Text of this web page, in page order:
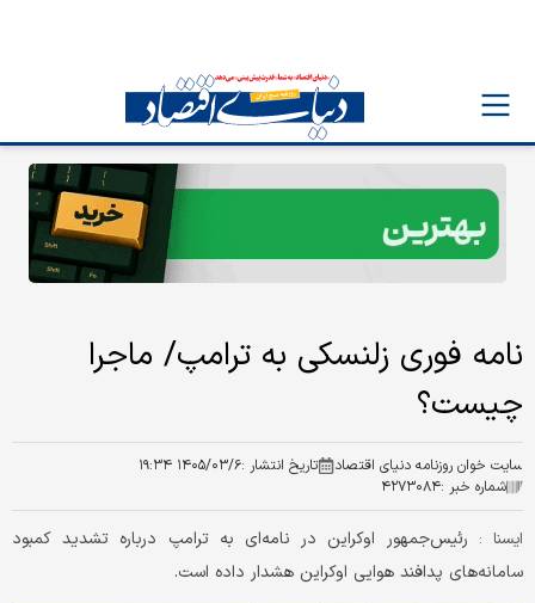
نامه فوری زلنسکی به ترامپ/ ماجرا
چیست؟
سایت خوان روزنامه دنیای اقتصاد تاریخ انتشار :۱۴۰۵/۰۳/۶ ۱۹:۳۴
شماره خبر :۴۲۷۳۰۸۴
ايسنا : رئیس‌جمهور اوکراین در نامه‌ای به ترامپ درباره تشدید کمبود
سامانه‌های پدافند هوایی اوکراین هشدار داده است.